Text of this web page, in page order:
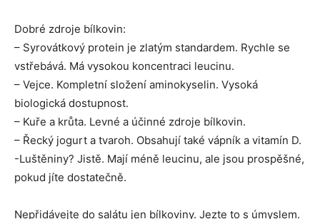
Dobré zdroje bílkovin:
– Syrovátkový protein je zlatým standardem. Rychle se
vstřebává. Má vysokou koncentraci leucinu.
– Vejce. Kompletní složení aminokyselin. Vysoká
biologická dostupnost.
– Kuře a krůta. Levné a účinné zdroje bílkovin.
– Řecký jogurt a tvaroh. Obsahují také vápník a vitamín D.
-Luštěniny? Jistě. Mají méně leucinu, ale jsou prospěšné,
pokud jíte dostatečně.
Nepřidávejte do salátu jen bílkoviny. Jezte to s úmyslem.